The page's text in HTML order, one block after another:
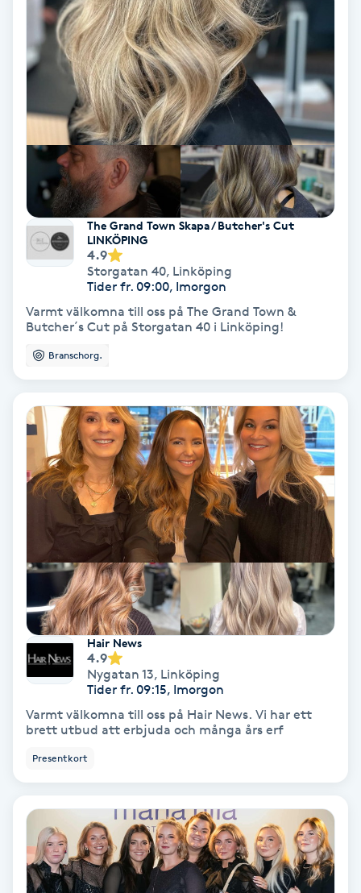
Fet hårbotten
Fettreducering
Fibromassage
Fillers
Fotmassage
Fotsvamp
Fransar
Fransfärgning
Fransförlängning
Fransförlängning Megavolym
Fransförlängning Volym
Fransk manikyr
Fransrengöring
Frekvensterapi
Friskvård
Friskvårdsmassage
Funktionsanalys
The Grand Town Skapa / Butcher's Cut
LINKÖPING
4.9
Storgatan 40, Linköping
Tider fr. 09:00, Imorgon
Varmt välkomna till oss på The Grand Town &
Butcher´s Cut på Storgatan 40 i Linköping!
Branschorg.
Hair News
4.9
Nygatan 13, Linköping
Tider fr. 09:15, Imorgon
Varmt välkomna till oss på Hair News. Vi har ett
brett utbud att erbjuda och många års erf
Presentkort